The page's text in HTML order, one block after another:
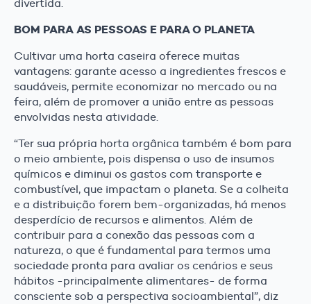
divertida.
BOM PARA AS PESSOAS E PARA O PLANETA
Cultivar uma horta caseira oferece muitas
vantagens: garante acesso a ingredientes frescos e
saudáveis, permite economizar no mercado ou na
feira, além de promover a união entre as pessoas
envolvidas nesta atividade.
“Ter sua própria horta orgânica também é bom para
o meio ambiente, pois dispensa o uso de insumos
químicos e diminui os gastos com transporte e
combustível, que impactam o planeta. Se a colheita
e a distribuição forem bem-organizadas, há menos
desperdício de recursos e alimentos. Além de
contribuir para a conexão das pessoas com a
natureza, o que é fundamental para termos uma
sociedade pronta para avaliar os cenários e seus
hábitos -principalmente alimentares- de forma
consciente sob a perspectiva socioambiental”, diz